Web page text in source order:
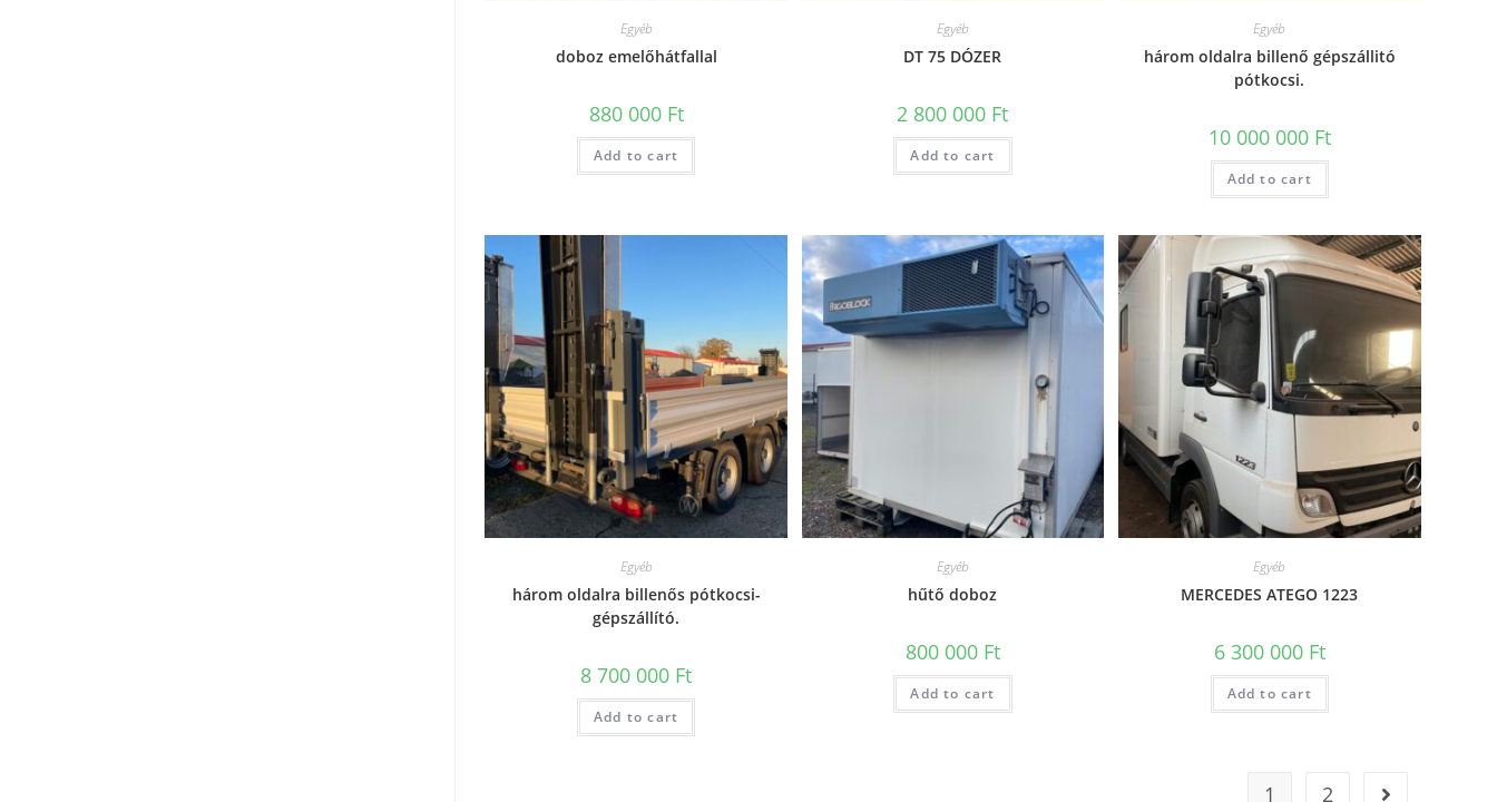
Egyéb
doboz emelőhátfallal
880 000 Ft
Add to cart
Egyéb
DT 75 DÓZER
2 800 000 Ft
Add to cart
Egyéb
három oldalra billenő gépszállitó
pótkocsi.
10 000 000 Ft
Add to cart
Egyéb
három oldalra billenős pótkocsi-
gépszállító.
8 700 000 Ft
Add to cart
Egyéb
hűtő doboz
800 000 Ft
Add to cart
Egyéb
MERCEDES ATEGO 1223
6 300 000 Ft
Add to cart
1 2